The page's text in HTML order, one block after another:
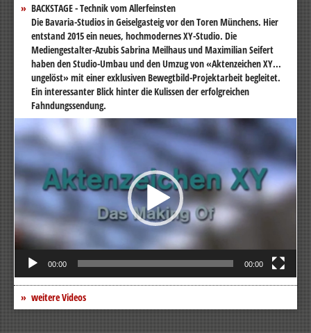
BACKSTAGE - Technik vom Allerfeinsten
Die Bavaria-Studios in Geiselgasteig vor den Toren Münchens. Hier
entstand 2015 ein neues, hochmodernes XY-Studio. Die
Mediengestalter-Azubis Sabrina Meilhaus und Maximilian Seifert
haben den Studio-Umbau und den Umzug von «Aktenzeichen XY...
ungelöst» mit einer exklusiven Bewegtbild-Projektarbeit begleitet.
Ein interessanter Blick hinter die Kulissen der erfolgreichen
Fahndungssendung.
Video-
Player
00:00 00:00
weitere Videos